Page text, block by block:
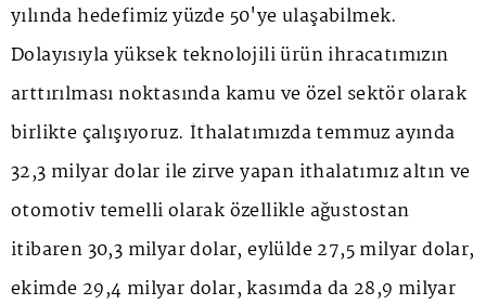
yılında hedefimiz yüzde 50'ye ulaşabilmek.
Dolayısıyla yüksek teknolojili ürün ihracatımızın
arttırılması noktasında kamu ve özel sektör olarak
birlikte çalışıyoruz. İthalatımızda temmuz ayında
32,3 milyar dolar ile zirve yapan ithalatımız altın ve
otomotiv temelli olarak özellikle ağustostan
itibaren 30,3 milyar dolar, eylülde 27,5 milyar dolar,
ekimde 29,4 milyar dolar, kasımda da 28,9 milyar